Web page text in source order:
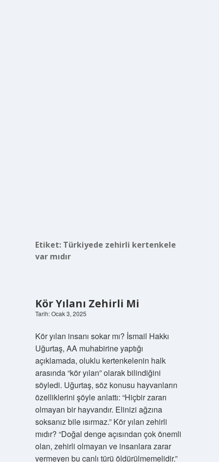
Etiket: Türkiyede zehirli kertenkele
var mıdır
Kör Yılanı Zehirli Mi
Tarih: Ocak 3, 2025
Kör yılan insanı sokar mı? İsmail Hakkı
Uğurtaş, AA muhabirine yaptığı
açıklamada, oluklu kertenkelenin halk
arasında “kör yılan” olarak bilindiğini
söyledi. Uğurtaş, söz konusu hayvanların
özelliklerini şöyle anlattı: “Hiçbir zararı
olmayan bir hayvandır. Elinizi ağzına
soksanız bile ısırmaz.” Kör yılan zehirli
mıdır? “Doğal denge açısından çok önemli
olan, zehirli olmayan ve insanlara zarar
vermeyen bu canlı türü öldürülmemelidir.”